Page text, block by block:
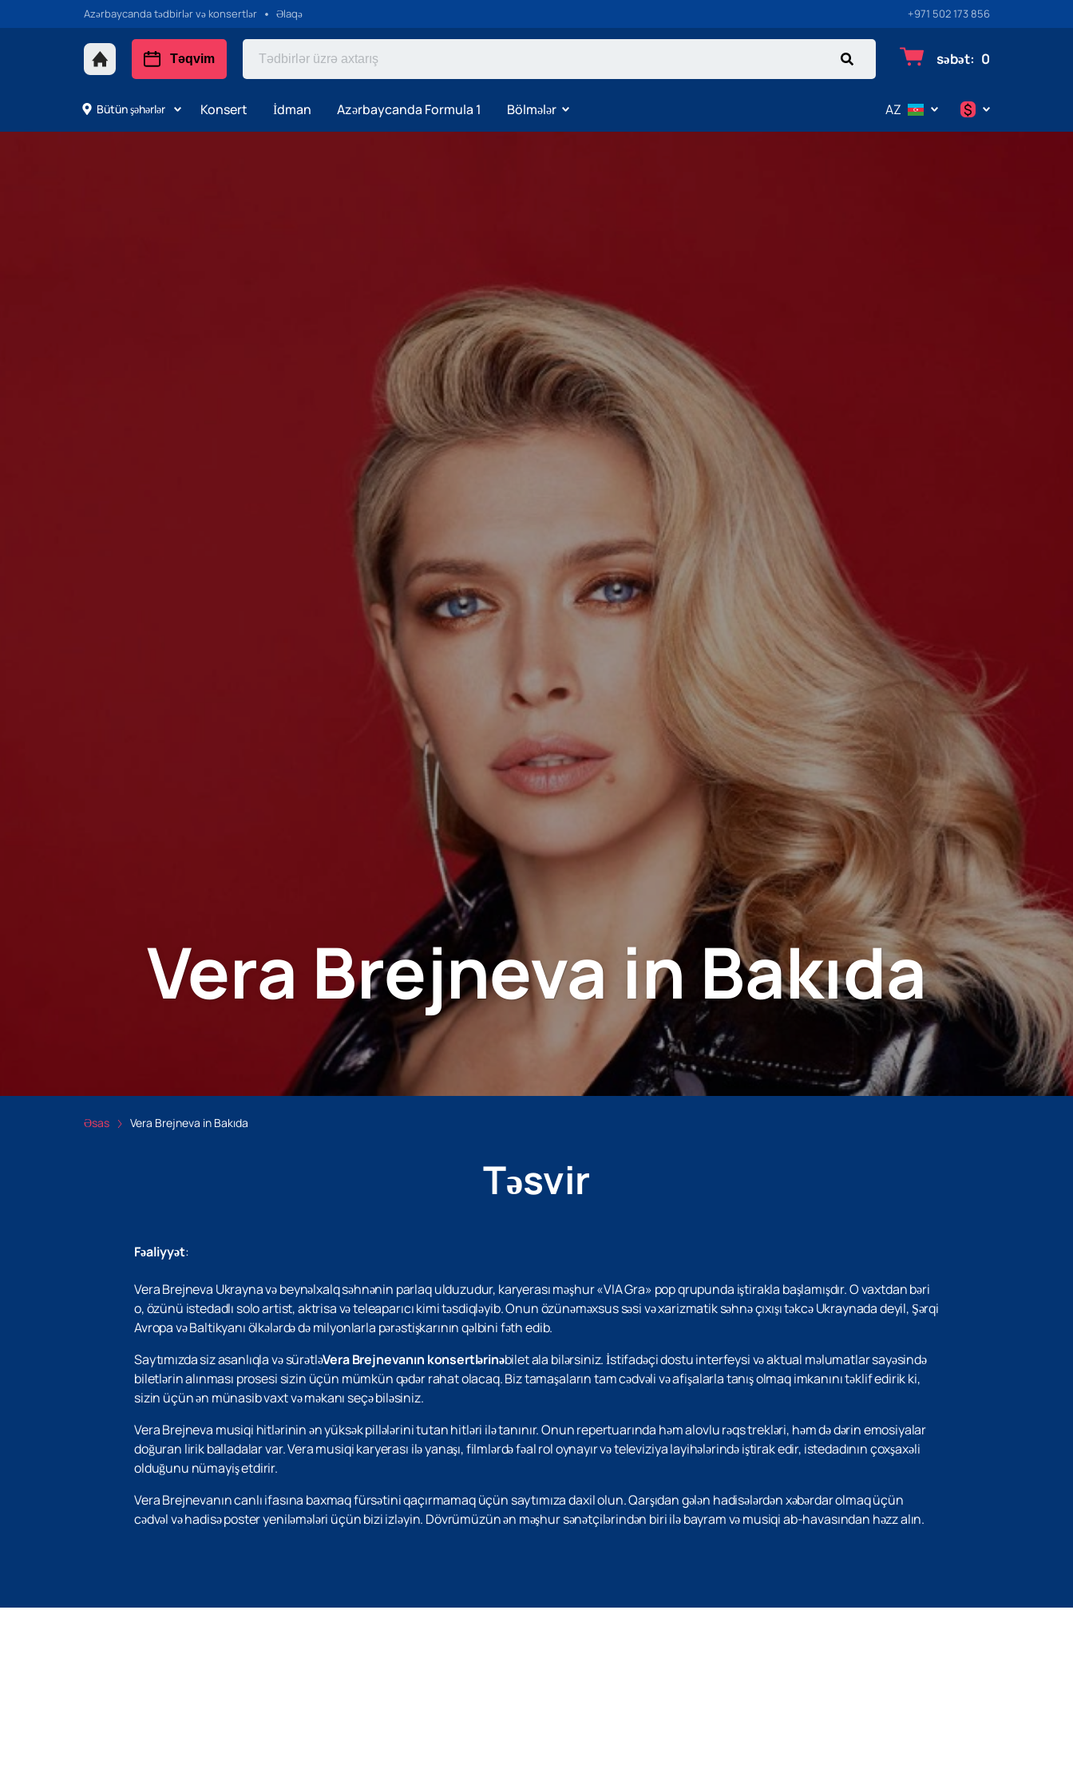
Azərbaycanda tədbirlər və konsertlər Əlaqə +971 502 173 856
Təqvim səbət: 0
Bütün şəhərlər Konsert İdman Azərbaycanda Formula 1 Bölmələr AZ $
Vera Brejneva in Bakıda
Əsas Vera Brejneva in Bakıda
Təsvir
Fəaliyyət:
Vera Brejneva Ukrayna və beynəlxalq səhnənin parlaq ulduzudur, karyerası məşhur «VIA Gra» pop qrupunda iştirakla başlamışdır. O vaxtdan bəri
o, özünü istedadlı solo artist, aktrisa və teleaparıcı kimi təsdiqləyib. Onun özünəməxsus səsi və xarizmatik səhnə çıxışı təkcə Ukraynada deyil, Şərqi
Avropa və Baltikyanı ölkələrdə də milyonlarla pərəstişkarının qəlbini fəth edib.
Saytımızda siz asanlıqla və sürətləVera Brejnevanın konsertlərinəbilet ala bilərsiniz. İstifadəçi dostu interfeysi və aktual məlumatlar sayəsində
biletlərin alınması prosesi sizin üçün mümkün qədər rahat olacaq. Biz tamaşaların tam cədvəli və afişalarla tanış olmaq imkanını təklif edirik ki,
sizin üçün ən münasib vaxt və məkanı seçə biləsiniz.
Vera Brejneva musiqi hitlərinin ən yüksək pillələrini tutan hitləri ilə tanınır. Onun repertuarında həm alovlu rəqs trekləri, həm də dərin emosiyalar
doğuran lirik balladalar var. Vera musiqi karyerası ilə yanaşı, filmlərdə fəal rol oynayır və televiziya layihələrində iştirak edir, istedadının çoxşaxəli
olduğunu nümayiş etdirir.
Vera Brejnevanın canlı ifasına baxmaq fürsətini qaçırmamaq üçün saytımıza daxil olun. Qarşıdan gələn hadisələrdən xəbərdar olmaq üçün
cədvəl və hadisə poster yeniləmələri üçün bizi izləyin. Dövrümüzün ən məşhur sənətçilərindən biri ilə bayram və musiqi ab-havasından həzz alın.